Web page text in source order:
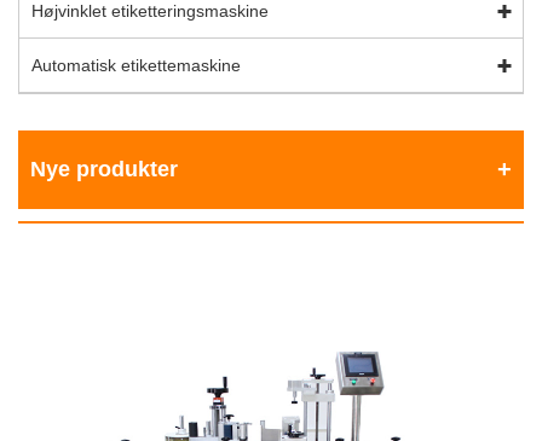
Højvinklet etiketteringsmaskine
Automatisk etikettemaskine
Nye produkter